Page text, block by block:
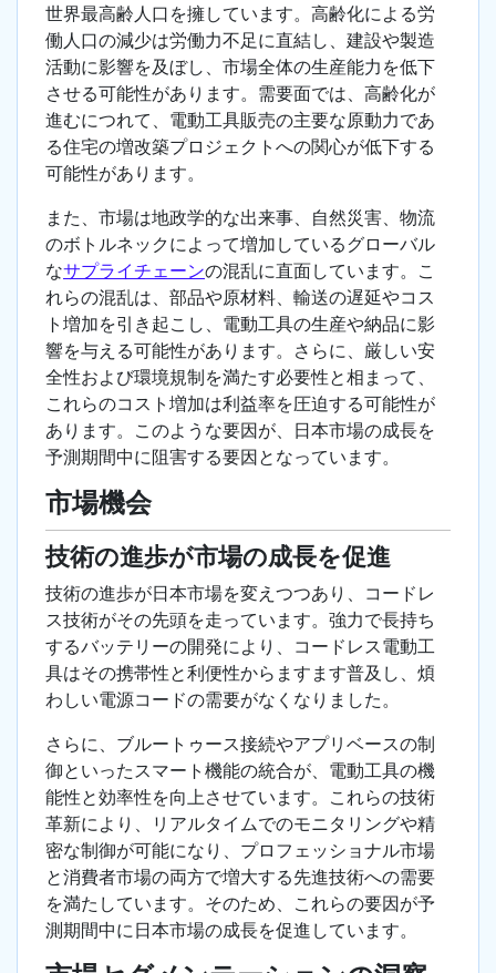
世界最高齢人口を擁しています。高齢化による労
働人口の減少は労働力不足に直結し、建設や製造
活動に影響を及ぼし、市場全体の生産能力を低下
させる可能性があります。需要面では、高齢化が
進むにつれて、電動工具販売の主要な原動力であ
る住宅の増改築プロジェクトへの関心が低下する
可能性があります。
また、市場は地政学的な出来事、自然災害、物流
のボトルネックによって増加しているグローバル
なサプライチェーンの混乱に直面しています。こ
れらの混乱は、部品や原材料、輸送の遅延やコス
ト増加を引き起こし、電動工具の生産や納品に影
響を与える可能性があります。さらに、厳しい安
全性および環境規制を満たす必要性と相まって、
これらのコスト増加は利益率を圧迫する可能性が
あります。このような要因が、日本市場の成長を
予測期間中に阻害する要因となっています。
市場機会
技術の進歩が市場の成長を促進
技術の進歩が日本市場を変えつつあり、コードレ
ス技術がその先頭を走っています。強力で長持ち
するバッテリーの開発により、コードレス電動工
具はその携帯性と利便性からますます普及し、煩
わしい電源コードの需要がなくなりました。
さらに、ブルートゥース接続やアプリベースの制
御といったスマート機能の統合が、電動工具の機
能性と効率性を向上させています。これらの技術
革新により、リアルタイムでのモニタリングや精
密な制御が可能になり、プロフェッショナル市場
と消費者市場の両方で増大する先進技術への需要
を満たしています。そのため、これらの要因が予
測期間中に日本市場の成長を促進しています。